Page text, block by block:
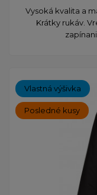
Vysoká kvalita a
Krátky rukáv.
Vlastná výšivka
Posledné kusy